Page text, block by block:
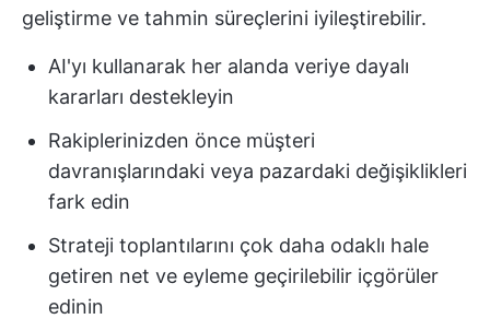
geliştirme ve tahmin süreçlerini iyileştirebilir.
AI'yı kullanarak her alanda veriye dayalı
kararları destekleyin
Rakiplerinizden önce müşteri
davranışlarındaki veya pazardaki değişiklikleri
fark edin
Strateji toplantılarını çok daha odaklı hale
getiren net ve eyleme geçirilebilir içgörüler
edinin